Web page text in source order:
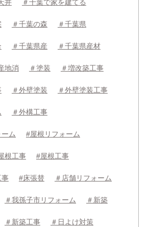
井 ＃千葉で家を建てる
＃千葉の森 ＃千葉県
＃千葉県産 ＃千葉県産材
地消 ＃塗装 ＃増改築工事
＃外壁塗装 ＃外壁塗装工事
＃外構工事
ム #屋根リフォーム
根工事 #屋根工事
事 #床張替 ＃店舗リフォーム
＃我孫子市リフォーム ＃新築
＃新築工事 ＃日よけ対策